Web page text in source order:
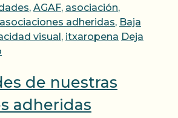
, AGAF, asociación,
asociaciones adheridas, Baja
visual , itxaropena Deja
de nuestras
adheridas